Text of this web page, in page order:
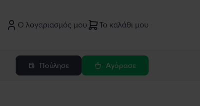
Ο λογαριασμός μου Το καλάθι μου
Πούλησε Αγόρασε